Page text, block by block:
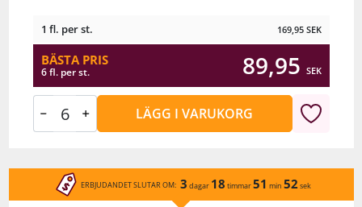
1 fl. per st. 169,95 SEK
BÄSTA PRIS
6 fl. per st. 89,95 SEK
LÄGG I VARUKORG
ERBJUDANDET SLUTAR OM: 3 dagar 18 timmar51 min 52 sek